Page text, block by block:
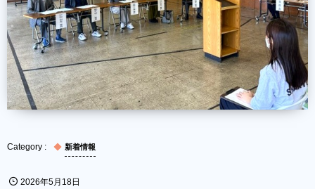
新着情報
2026年5月18日